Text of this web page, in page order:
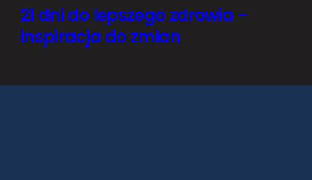
21 dni do lepszego zdrowia –
inspiracja do zmian